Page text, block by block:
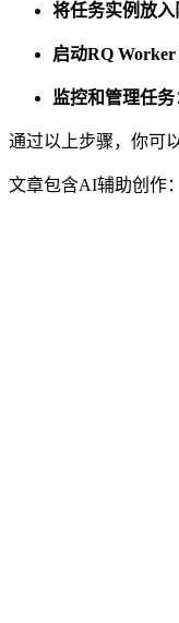
将任务实例放入
启动RQ Worker
监控和管理任务
通过以上步骤，你可
文章包含AI辅助创作